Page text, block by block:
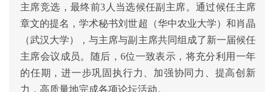
主席竞选，最终前3人当选候任副主席。通过候任主席
章文的提名，学术秘书刘世超（华中农业大学）和肖晶
（武汉大学），与主席与副主席共同组成了新一届候任
主席会议成员。随后，6位一致表示，将充分利用一年
的任期，进一步巩固执行力、加强协同力、提高创新
力，高质量地完成各项论坛活动。